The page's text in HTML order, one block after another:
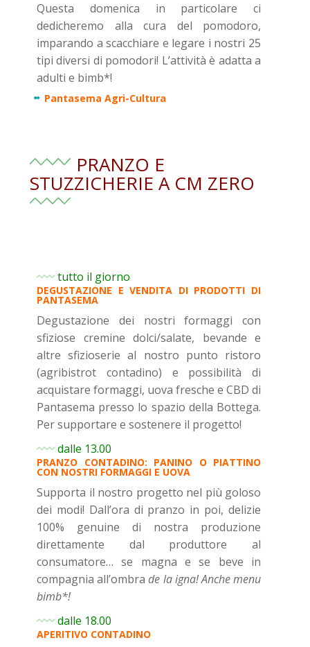
Questa domenica in particolare ci
dedicheremo alla cura del pomodoro,
imparando a scacchiare e legare i nostri 25
tipi diversi di pomodori! L’attività è adatta a
adulti e bimb*!
Pantasema Agri-Cultura
PRANZO E
STUZZICHERIE A CM ZERO
tutto il giorno
DEGUSTAZIONE E VENDITA DI PRODOTTI DI
PANTASEMA
Degustazione dei nostri formaggi con
sfiziose cremine dolci/salate, bevande e
altre sfizioserie al nostro punto ristoro
(agribistrot contadino) e possibilità di
acquistare formaggi, uova fresche e CBD di
Pantasema presso lo spazio della Bottega.
Per supportare e sostenere il progetto!
dalle 13.00
PRANZO CONTADINO: PANINO O PIATTINO
CON NOSTRI FORMAGGI E UOVA
Supporta il nostro progetto nel più goloso
dei modi! Dall’ora di pranzo in poi, delizie
100% genuine di nostra produzione
direttamente dal produttore al
consumatore… se magna e se beve in
compagnia all’ombrade la igna! Anche menu
bimb*!
dalle 18.00
APERITIVO CONTADINO